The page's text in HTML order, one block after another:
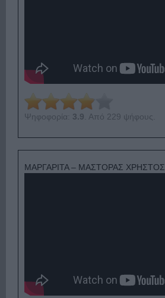
Ψηφοφορία: 3.9 . Από 229 ψήφους.
ΜΑΡΓΑΡΙΤΑ – ΜΑΣΤΟΡΑΣ ΧΡΗΣΤΟΣ